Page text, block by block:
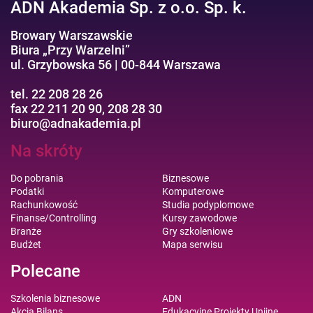
ADN Akademia Sp. z o.o. Sp. k.
Browary Warszawskie
Biura „Przy Warzelni”
ul. Grzybowska 56 | 00-844 Warszawa
tel. 22 208 28 26
fax 22 211 20 90, 208 28 30
biuro@adnakademia.pl
Na skróty
Do pobrania
Podatki
Rachunkowość
Finanse/Controlling
Branże
Budżet
Biznesowe
Komputerowe
Studia podyplomowe
Kursy zawodowe
Gry szkoleniowe
Mapa serwisu
Polecane
Szkolenia biznesowe
ADN